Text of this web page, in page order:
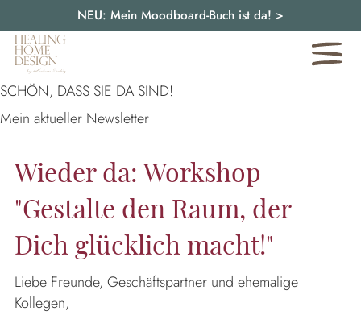
NEU: Mein Moodboard-Buch ist da! >
SCHÖN, DASS SIE DA SIND!
Mein aktueller Newsletter
Wieder da: Workshop
"Gestalte den Raum, der
Dich glücklich macht!"
Liebe Freunde, Geschäftspartner und ehemalige
Kollegen,